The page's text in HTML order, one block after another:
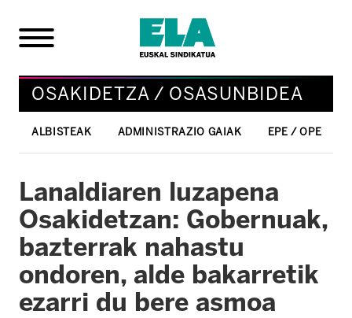
OSAKIDETZA / OSASUNBIDEA
ALBISTEAK ADMINISTRAZIO GAIAK EPE / OPE
Lanaldiaren luzapena
Osakidetzan: Gobernuak,
bazterrak nahastu
ondoren, alde bakarretik
ezarri du bere asmoa